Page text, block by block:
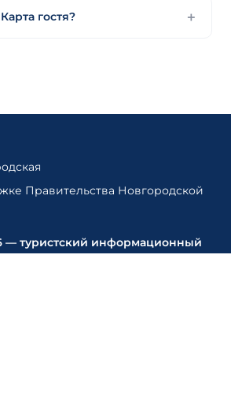
гостя?
Правительства Новгородской
— туристский информационный